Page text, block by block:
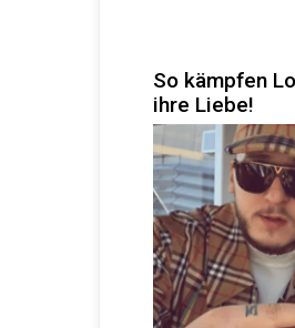
So kämpfen
ihre Liebe!